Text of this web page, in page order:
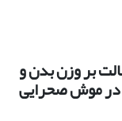
بر وزن بدن و
موش صحرایی